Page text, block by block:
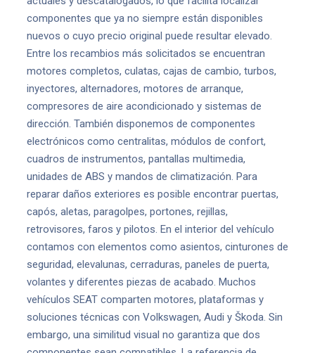
componentes que ya no siempre están disponibles
nuevos o cuyo precio original puede resultar elevado.
Entre los recambios más solicitados se encuentran
motores completos, culatas, cajas de cambio, turbos,
inyectores, alternadores, motores de arranque,
compresores de aire acondicionado y sistemas de
dirección. También disponemos de componentes
electrónicos como centralitas, módulos de confort,
cuadros de instrumentos, pantallas multimedia,
unidades de ABS y mandos de climatización. Para
reparar daños exteriores es posible encontrar puertas,
capós, aletas, paragolpes, portones, rejillas,
retrovisores, faros y pilotos. En el interior del vehículo
contamos con elementos como asientos, cinturones de
seguridad, elevalunas, cerraduras, paneles de puerta,
volantes y diferentes piezas de acabado. Muchos
vehículos SEAT comparten motores, plataformas y
soluciones técnicas con Volkswagen, Audi y Škoda. Sin
embargo, una similitud visual no garantiza que dos